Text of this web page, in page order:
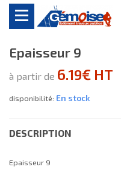
Epaisseur 9
à partir de 6.19€ HT
disponibilité: En stock
DESCRIPTION
Epaisseur 9